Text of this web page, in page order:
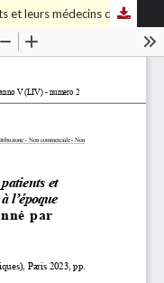
Souffrir, soigner, guérir. Les patients et leurs médecins du Moyen Âge à l’époque contemporaine, coordonné par Marilyn Nicoud